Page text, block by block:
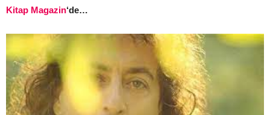
Kitap Magazin‘de…